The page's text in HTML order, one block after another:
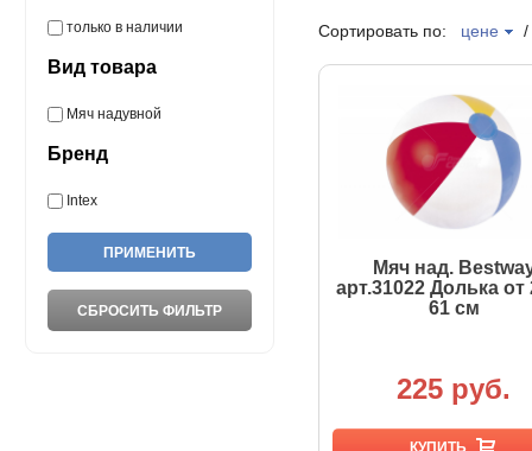
только в наличии
Вид товара
Мяч надувной
Бренд
Intex
Сортировать по: цене
Мяч над.
арт.31022 Долька от
61 см
225 руб.
КУПИТЬ